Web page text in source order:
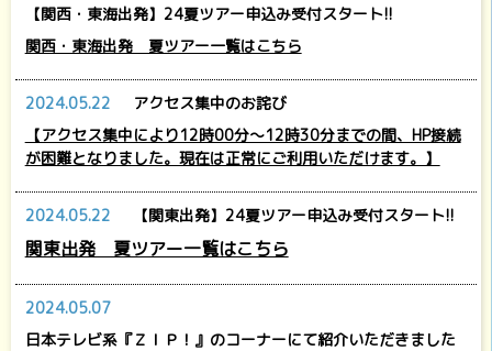
【関西・東海出発】24夏ツアー申込み受付スタート!!
関西・東海出発 夏ツアー一覧はこちら
2024.05.22
アクセス集中のお詫び
【アクセス集中により12時00分～12時30分までの間、HP接続
が困難となりました。現在は正常にご利用いただけます。】
2024.05.22 【関東出発】24夏ツアー申込み受付スタート!!
関東出発 夏ツアー一覧はこちら
2024.05.07
日本テレビ系『ＺＩＰ！』のコーナーにて紹介いただきました